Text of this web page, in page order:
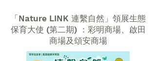
「Nature LINK 連繫自然」領展生態
保育大使 (第二期) ：彩明商場、啟田
商場及頌安商場